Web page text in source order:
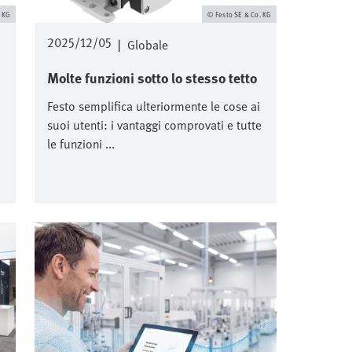
2025/12/05 | Globale
Molte funzioni sotto lo stesso tetto
Festo semplifica ulteriormente le cose ai
suoi utenti: i vantaggi comprovati e tutte
le funzioni ...
Festo SE & Co. KG
Immagine